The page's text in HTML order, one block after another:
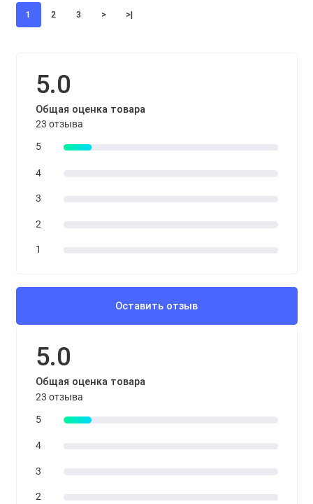
1 2 3 > >|
5.0
Общая оценка товара
23 отзыва
5
4
3
2
1
Оставить отзыв
5.0
Общая оценка товара
23 отзыва
5
4
3
2